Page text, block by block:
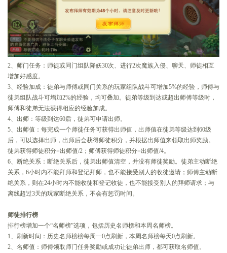
2、师门任务：师徒或同门组队降妖30次、进行2次魔族入侵、聊天、师徒相互
增加好感度。
3、经验加成：徒弟与师傅或同门关系的玩家组队战斗可增加5%的经验，师傅与
徒弟组队战斗可增加2%的经验，均可叠加。徒弟等级到达或超出师傅等级时，
师傅和徒弟无法获得相应的经验加成。
4、出师：等级到达60后，徒弟可申请出师。
5、出师值：每完成一个师徒任务可获得出师值，出师值在徒弟等级达到60级
后，可以选择出师，出师后会获得师徒积分，并根据出师值来领取出师奖励。
徒弟获得师徒积分=出师值/2；师傅获得师徒积分=出师值/4。
6、断绝关系：断绝关系后，徒弟出师值清空，并没有师徒奖励。徒弟主动断绝
关系，6小时内不能拜师和登记拜师，也不能接受别人的收徒邀请；师傅主动断
绝关系，则在24小时内不能收徒和登记收徒，也不能接受别人的拜师请求；与
离线超过3天的玩家断绝关系，不会有惩罚时间。
师徒排行榜
排行榜增加一个“名师榜”选项，包括历史名师榜和本周名师榜。
1、刷新时间：历史名师榜榜每周一0点刷新，本周名师榜每天0点刷新。
2、名师值：师傅领取师门任务奖励或成功让徒弟出师，都可获取名师值。